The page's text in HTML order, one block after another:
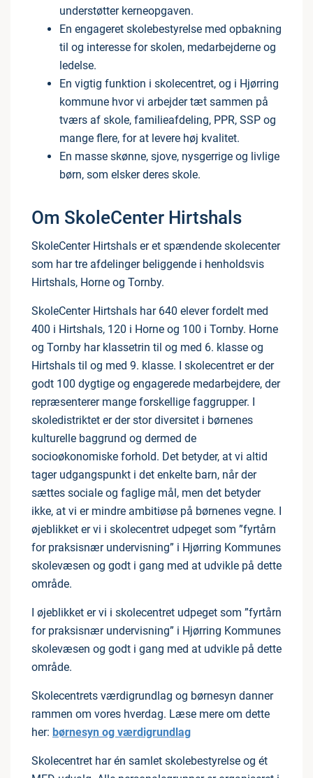
understøtter kerneopgaven.
En engageret skolebestyrelse med opbakning
til og interesse for skolen, medarbejderne og
ledelse.
En vigtig funktion i skolecentret, og i Hjørring
kommune hvor vi arbejder tæt sammen på
tværs af skole, familieafdeling, PPR, SSP og
mange flere, for at levere høj kvalitet.
En masse skønne, sjove, nysgerrige og livlige
børn, som elsker deres skole.
Om SkoleCenter Hirtshals
SkoleCenter Hirtshals er et spændende skolecenter
som har tre afdelinger beliggende i henholdsvis
Hirtshals, Horne og Tornby.
SkoleCenter Hirtshals har 640 elever fordelt med
400 i Hirtshals, 120 i Horne og 100 i Tornby. Horne
og Tornby har klassetrin til og med 6. klasse og
Hirtshals til og med 9. klasse. I skolecentret er der
godt 100 dygtige og engagerede medarbejdere, der
repræsenterer mange forskellige faggrupper. I
skoledistriktet er der stor diversitet i børnenes
kulturelle baggrund og dermed de
socioøkonomiske forhold. Det betyder, at vi altid
tager udgangspunkt i det enkelte barn, når der
sættes sociale og faglige mål, men det betyder
ikke, at vi er mindre ambitiøse på børnenes vegne. I
øjeblikket er vi i skolecentret udpeget som ”fyrtårn
for praksisnær undervisning” i Hjørring Kommunes
skolevæsen og godt i gang med at udvikle på dette
område.
I øjeblikket er vi i skolecentret udpeget som ”fyrtårn
for praksisnær undervisning” i Hjørring Kommunes
skolevæsen og godt i gang med at udvikle på dette
område.
Skolecentrets værdigrundlag og børnesyn danner
rammen om vores hverdag. Læse mere om dette
her: børnesyn og værdigrundlag
Skolecentret har én samlet skolebestyrelse og ét